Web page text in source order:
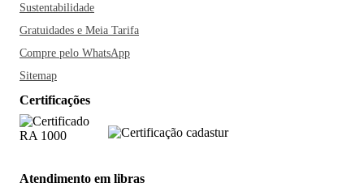
Sustentabilidade
Gratuidades e Meia Tarifa
Compre pelo WhatsApp
Sitemap
Certificações
Atendimento em libras